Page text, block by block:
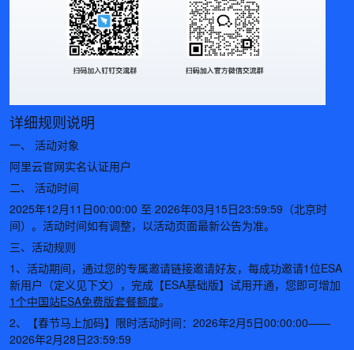
详细规则说明
一、 活动对象
阿里云官网实名认证用户
二、 活动时间
2025年12月11日00:00:00 至 2026年03月15日23:59:59（北京时
间）。活动时间如有调整，以活动页面最新公告为准。
三、活动规则
1、活动期间，通过您的专属邀请链接邀请好友，每成功邀请1位ESA
新用户（定义见下文），完成【ESA基础版】试用开通，您即可增加
1个中国站ESA免费版套餐额度。
2、
【春节马上加码】限时活动时间：2026年2月5日00:00:00——
2026年2月28日23:59:59